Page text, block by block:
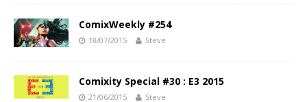
ComixWeekly #254
18/07/2015 Steve
Comixity Special #30 : E3 2015
21/06/2015 Steve